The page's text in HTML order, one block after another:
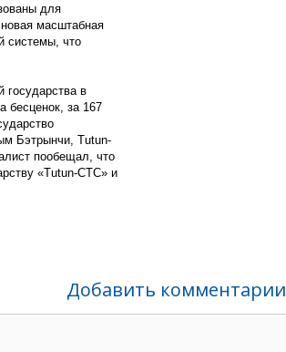
для
масштабная
системы, что
государства в
бесценок, за 167
Бэтрынчи, Tutun-
пообещал, что
«Tutun-CTC» и
Добавить комментарии